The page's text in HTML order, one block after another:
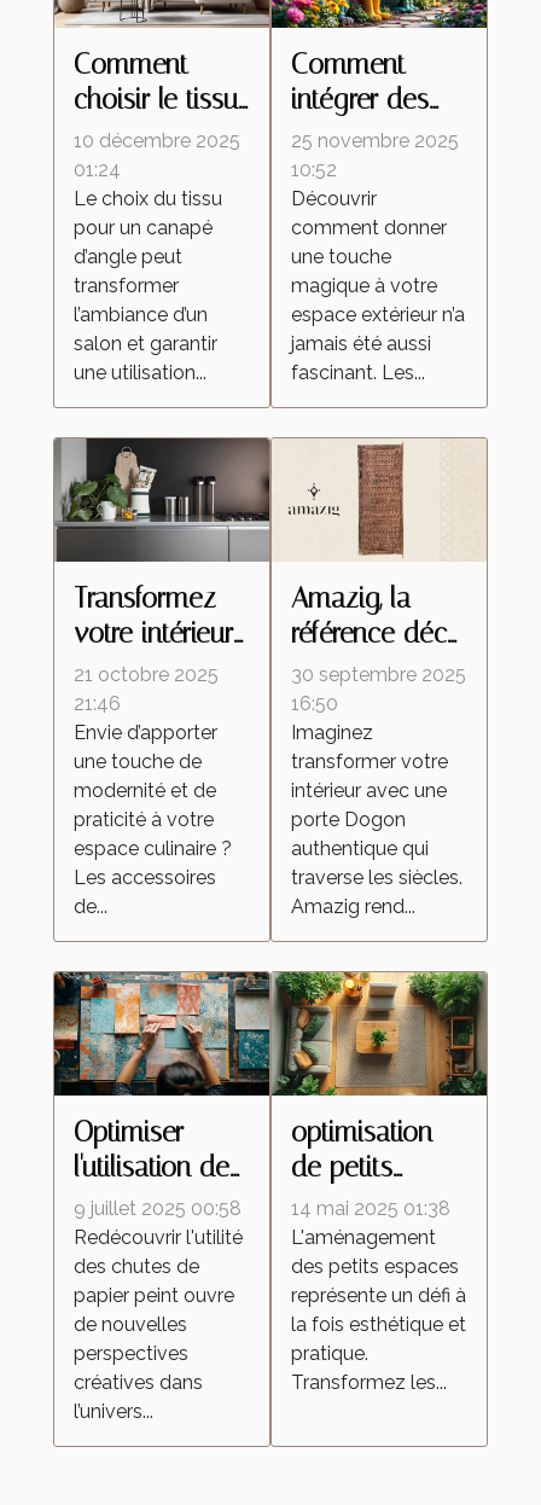
Comment
choisir le tissu
idéal pour
votre canapé
d'angle ?
10 décembre 2025
01:24
Le choix du tissu
pour un canapé
d’angle peut
transformer
l’ambiance d’un
salon et garantir
une utilisation...
Comment
intégrer des
statues
fantaisistes
dans la
décoration de
jardin ?
25 novembre 2025
10:52
Découvrir
comment donner
une touche
magique à votre
espace extérieur n’a
jamais été aussi
fascinant. Les...
Transformez
votre intérieur
avec des
accessoires de
cuisine
innovants et
stylés
21 octobre 2025
21:46
Envie d’apporter
une touche de
modernité et de
praticité à votre
espace culinaire ?
Les accessoires
de...
Amazig, la
référence déco
pour investir
dans une
porte Dogon
30 septembre 2025
16:50
Imaginez
transformer votre
intérieur avec une
porte Dogon
authentique qui
traverse les siècles.
Amazig rend...
Optimiser
l'utilisation des
chutes de
papier peint
dans des
projets de
décoration
9 juillet 2025 00:58
Redécouvrir l'utilité
des chutes de
papier peint ouvre
de nouvelles
perspectives
créatives dans
l’univers...
optimisation
de petits
espaces
comment créer
une
atmosphère
accueillante et
fonctionnelle
14 mai 2025 01:38
L'aménagement
des petits espaces
représente un défi à
la fois esthétique et
pratique.
Transformez les...